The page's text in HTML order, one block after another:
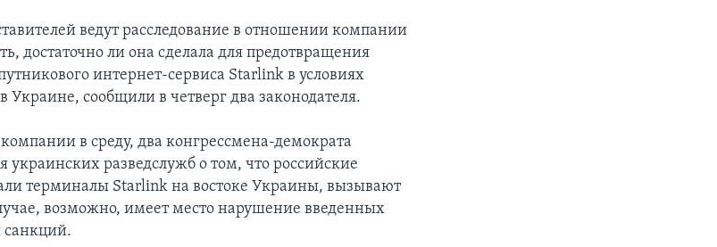
ведут расследование в отношении компании
достаточно ли она сделала для предотвращения
интернет-сервиса Starlink в условиях
сообщили в четверг два законодателя.
в среду, два конгрессмена-демократа
украинских разведслужб о том, что российские
терминалы Starlink на востоке Украины, вызывают
возможно, имеет место нарушение введенных